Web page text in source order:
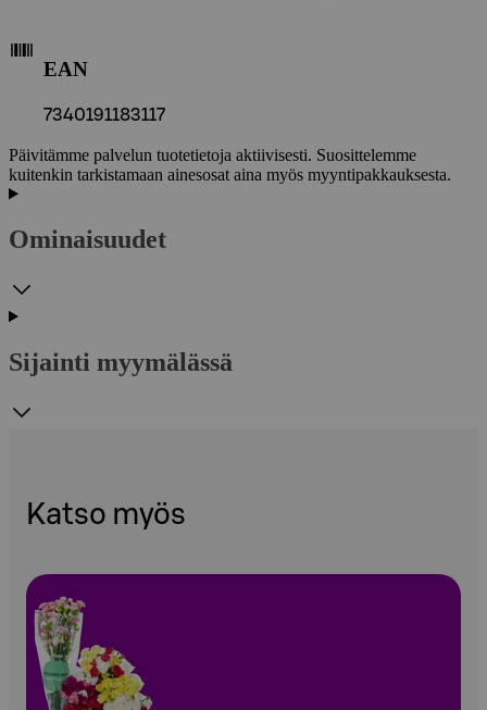
EAN
7340191183117
Päivitämme palvelun tuotetietoja aktiivisesti. Suosittelemme
kuitenkin tarkistamaan ainesosat aina myös myyntipakkauksesta.
Ominaisuudet
Sijainti myymälässä
Katso myös